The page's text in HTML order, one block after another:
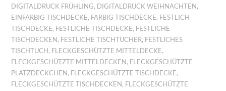
DIGITALDRUCK FRÜHLING, DIGITALDRUCK WEIHNACHTEN ,
EINFARBIG TISCHDECKE, FARBIG TISCHDECKE, FESTLICH
TISCHDECKE, FESTLICHE TISCHDECKE, FESTLICHE
TISCHDECKEN , FESTLICHE TISCHTÜCHER, FESTLICHES
TISCHTUCH , FLECKGESCHÜTZTE MITTELDECKE,
FLECKGESCHÜTZTE MITTELDECKEN , FLECKGESCHÜTZTE
PLATZDECKCHEN , FLECKGESCHÜTZTE TISCHDECKE,
FLECKGESCHÜTZTE TISCHDECKEN , FLECKGESCHÜTZTE